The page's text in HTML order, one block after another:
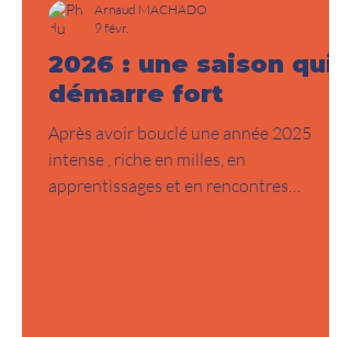
2026 : une saison qui
démarre fort
Après avoir bouclé une année 2025
intense , riche en milles, en
apprentissages et en rencontres
Arnaud MACHADO
9 févr.